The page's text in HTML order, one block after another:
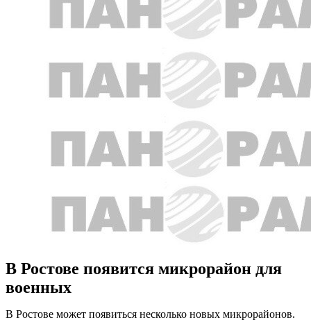
В Ростове появится микрорайон для
военных
В Ростове может появиться несколько новых микрорайонов.